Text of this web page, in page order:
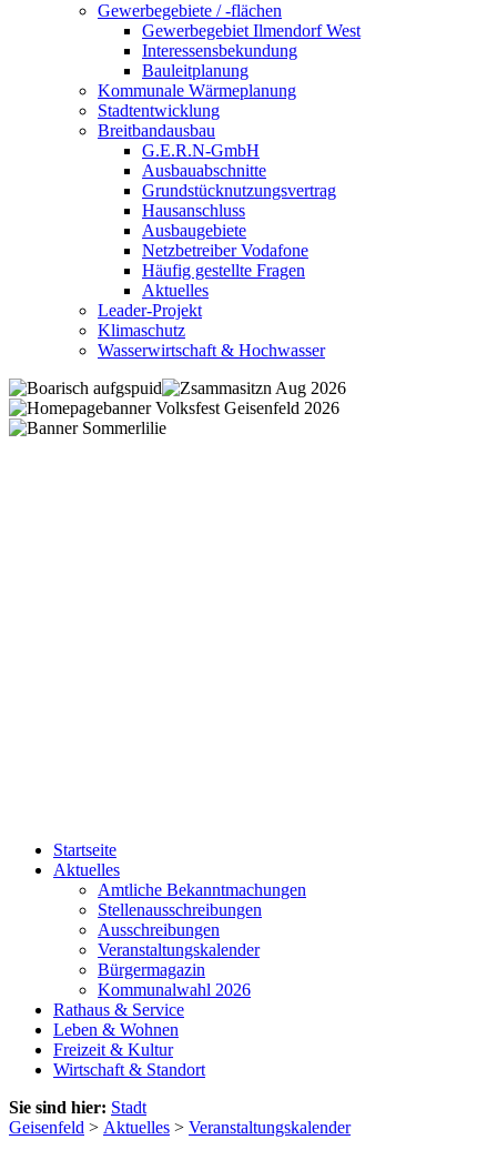
Gewerbegebiete / -flächen
Gewerbegebiet Ilmendorf West
Interessensbekundung
Bauleitplanung
Kommunale Wärmeplanung
Stadtentwicklung
Breitbandausbau
G.E.R.N-GmbH
Ausbauabschnitte
Grundstücknutzungsvertrag
Hausanschluss
Ausbaugebiete
Netzbetreiber Vodafone
Häufig gestellte Fragen
Aktuelles
Leader-Projekt
Klimaschutz
Wasserwirtschaft & Hochwasser
Startseite
Aktuelles
Amtliche Bekanntmachungen
Stellenausschreibungen
Ausschreibungen
Veranstaltungskalender
Bürgermagazin
Kommunalwahl 2026
Rathaus & Service
Leben & Wohnen
Freizeit & Kultur
Wirtschaft & Standort
Sie sind hier: Stadt
Geisenfeld > Aktuelles > Veranstaltungskalender